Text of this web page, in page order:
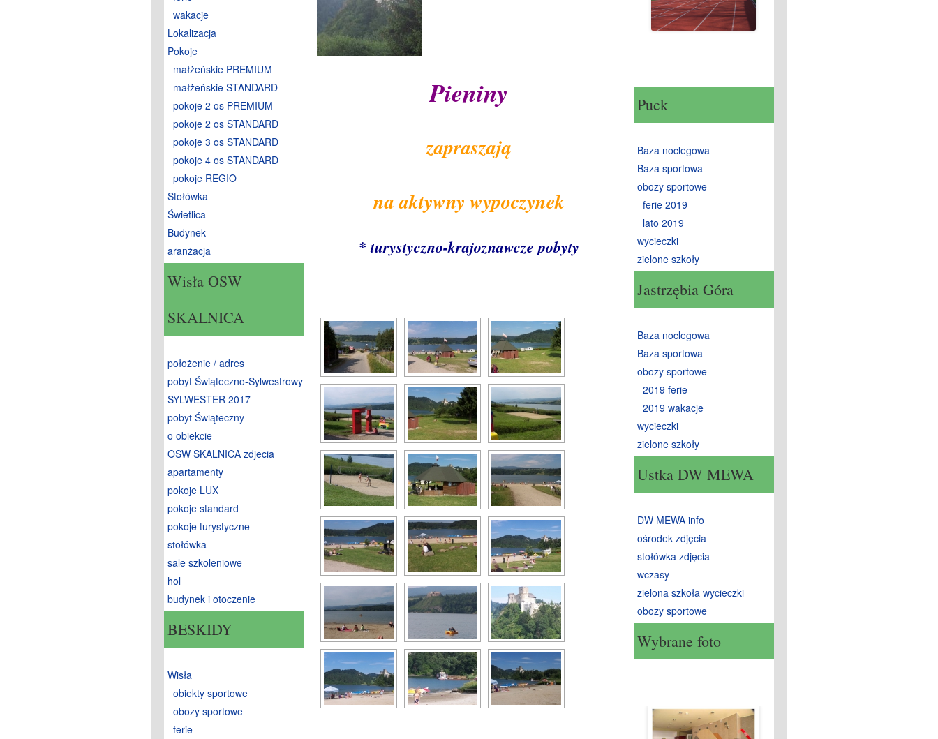
Pieniny
zapraszają
na aktywny wypoczynek
* turystyczno-krajoznawcze pobyty
wakacje
Lokalizacja
Pokoje
małżeńskie PREMIUM
małżeńskie STANDARD
pokoje 2 os PREMIUM
pokoje 2 os STANDARD
pokoje 3 os STANDARD
pokoje 4 os STANDARD
pokoje REGIO
Stołówka
Świetlica
Budynek
aranżacja
Wisła OSW
SKALNICA
położenie / adres
pobyt Świąteczno-Sylwestrowy
SYLWESTER 2017
pobyt Świąteczny
o obiekcie
OSW SKALNICA zdjecia
apartamenty
pokoje LUX
pokoje standard
pokoje turystyczne
stołówka
sale szkoleniowe
hol
budynek i otoczenie
BESKIDY
Wisła
obiekty sportowe
obozy sportowe
ferie
Puck
Baza noclegowa
Baza sportowa
obozy sportowe
ferie 2019
lato 2019
wycieczki
zielone szkoły
Jastrzębia Góra
Baza noclegowa
Baza sportowa
obozy sportowe
2019 ferie
2019 wakacje
wycieczki
zielone szkoły
Ustka DW MEWA
DW MEWA info
ośrodek zdjęcia
stołówka zdjęcia
wczasy
zielona szkoła wycieczki
obozy sportowe
Wybrane foto